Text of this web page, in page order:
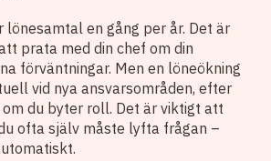
en gång per år. Det är
prata med din chef om din
förväntningar. Men en löneökning
vid nya ansvarsområden, efter
du byter roll. Det är viktigt att
ofta själv måste lyfta frågan –